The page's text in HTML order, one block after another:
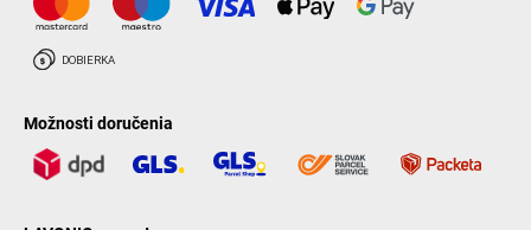
Možnosti doručenia